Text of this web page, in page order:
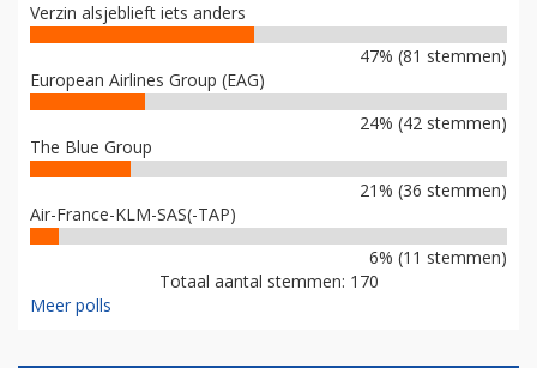
Verzin alsjeblieft iets anders
47% (81 stemmen)
European Airlines Group (EAG)
24% (42 stemmen)
The Blue Group
21% (36 stemmen)
Air-France-KLM-SAS(-TAP)
6% (11 stemmen)
Totaal aantal stemmen: 170
Meer polls